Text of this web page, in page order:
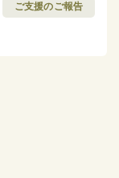
ご支援のご報告